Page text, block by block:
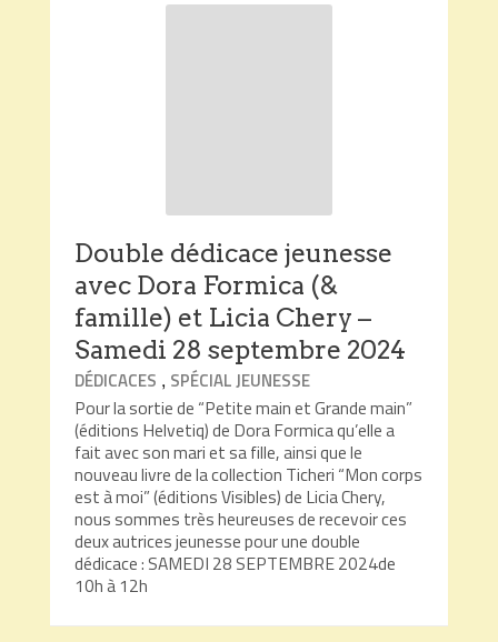
Double dédicace jeunesse
avec Dora Formica (&
famille) et Licia Chery –
Samedi 28 septembre 2024
DÉDICACES , SPÉCIAL JEUNESSE
Pour la sortie de “Petite main et Grande main”
(éditions Helvetiq) de Dora Formica qu’elle a
fait avec son mari et sa fille, ainsi que le
nouveau livre de la collection Ticheri “Mon corps
est à moi” (éditions Visibles) de Licia Chery,
nous sommes très heureuses de recevoir ces
deux autrices jeunesse pour une double
dédicace : SAMEDI 28 SEPTEMBRE 2024de
10h à 12h